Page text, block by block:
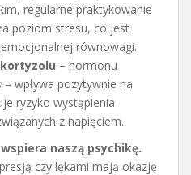
regularne praktykowanie
poziom stresu, co jest
równowagi.
– hormonu
wpływa pozytywnie na
ryzyko wystąpienia
z napięciem.
naszą psychikę.
czy lękami mają okazję